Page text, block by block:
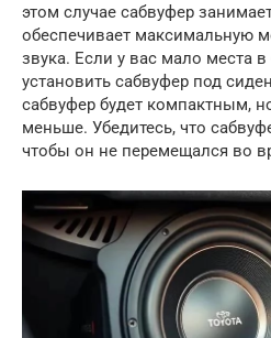
этом случае сабвуфер
обеспечивает максимальную
звука. Если у вас мало места
установить сабвуфер под
сабвуфер будет компактным,
меньше. Убедитесь, что
чтобы он не перемещался во